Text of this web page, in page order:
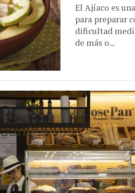
El Ajíaco es
para preparar
dificultad
de más o...